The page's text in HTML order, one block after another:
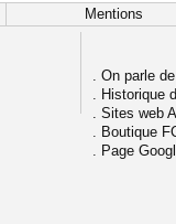
Mentions
. On parle
. Historique
. Sites web
. Boutique
. Page